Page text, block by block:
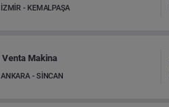
İZMİR - KEMALPAŞA
Venta Makina
ANKARA - SİNCAN